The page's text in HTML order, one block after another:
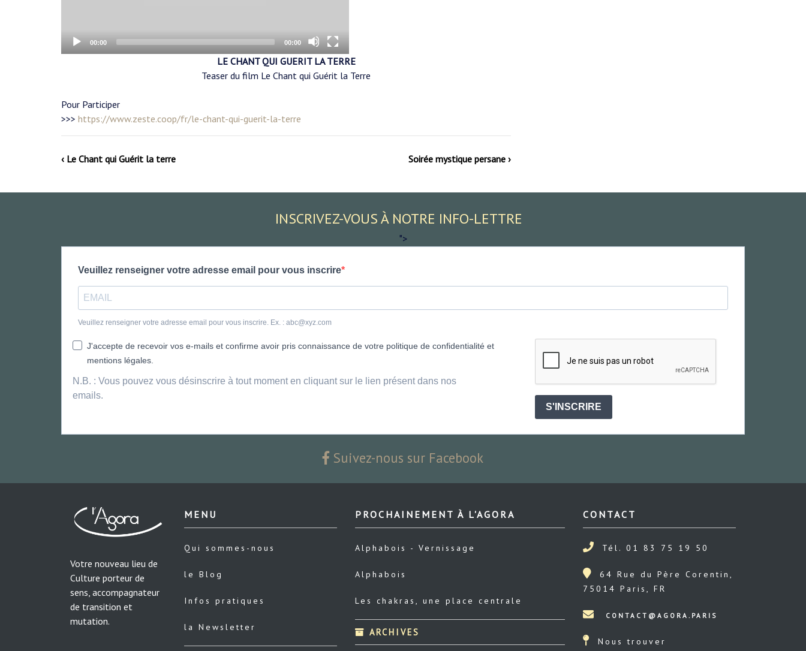
Current
00:00
Total
00:00
LE CHANT QUI GUERIT LA TERRE
Teaser du film Le Chant qui Guérit la Terre
Pour Participer
>>> https://www.zeste.coop/fr/le-chant-qui-guerit-la-terre
‹ Le Chant qui Guérit la terre Soirée mystique persane ›
INSCRIVEZ-VOUS À NOTRE INFO-LETTRE
">
Veuillez renseigner votre adresse email pour vous inscrire
Veuillez renseigner votre adresse email pour vous inscrire. Ex. : abc@xyz.com
J'accepte de recevoir vos e-mails et confirme avoir pris connaissance de votre politique de confidentialité et
mentions légales.
N.B. : Vous pouvez vous désinscrire à tout moment en cliquant sur le lien présent dans nos
emails.
S'INSCRIRE
Suivez-nous sur Facebook
Votre nouveau lieu de
Culture porteur de
sens, accompagnateur
de transition et
mutation.
MENU
Qui sommes-nous
le Blog
Infos pratiques
la Newsletter
PROCHAINEMENT À L'AGORA
Alphabois - Vernissage
Alphabois
Les chakras, une place centrale
ARCHIVES
CONTACT
Tél. 01 83 75 19 50
64 Rue du Père Corentin,
75014 Paris, FR
Nous trouver